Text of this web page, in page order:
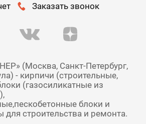
Заказать звонок
(Москва, Санкт-Петербург,
- кирпичи (строительные,
(газосиликатные из
блоки и
для строительства и ремонта.